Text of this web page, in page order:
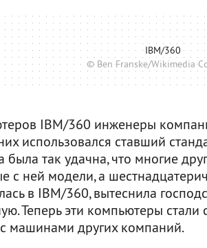
IBM/360
© Ben Franske/Wikimedia
IBM/360 инженеры
использовался ставший
была так удачна, что многие
с ней модели, а
в IBM/360, вытеснила
Теперь эти компьютеры
машинами других компаний.